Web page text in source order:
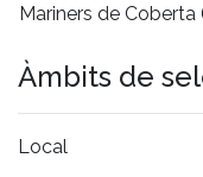
Mariners de Coberta
Àmbits de
Local